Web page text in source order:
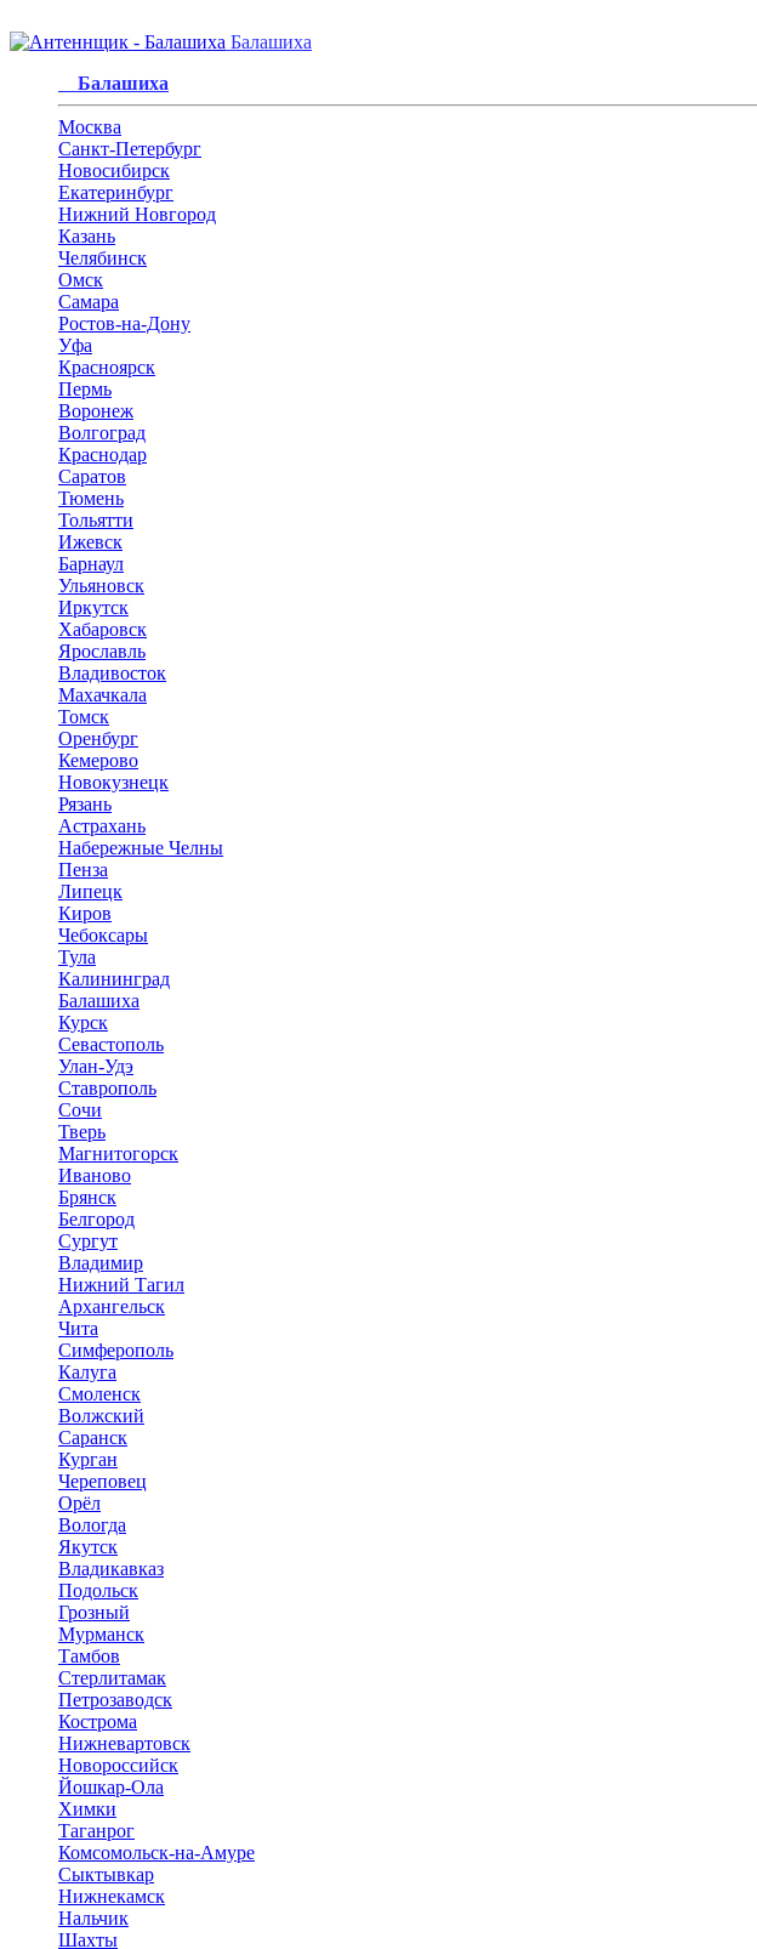
Балашиха
Балашиха
Москва
Санкт-Петербург
Новосибирск
Екатеринбург
Нижний Новгород
Казань
Челябинск
Омск
Самара
Ростов-на-Дону
Уфа
Красноярск
Пермь
Воронеж
Волгоград
Краснодар
Саратов
Тюмень
Тольятти
Ижевск
Барнаул
Ульяновск
Иркутск
Хабаровск
Ярославль
Владивосток
Махачкала
Томск
Оренбург
Кемерово
Новокузнецк
Рязань
Астрахань
Набережные Челны
Пенза
Липецк
Киров
Чебоксары
Тула
Калининград
Балашиха
Курск
Севастополь
Улан-Удэ
Ставрополь
Сочи
Тверь
Магнитогорск
Иваново
Брянск
Белгород
Сургут
Владимир
Нижний Тагил
Архангельск
Чита
Симферополь
Калуга
Смоленск
Волжский
Саранск
Курган
Череповец
Орёл
Вологда
Якутск
Владикавказ
Подольск
Грозный
Мурманск
Тамбов
Стерлитамак
Петрозаводск
Кострома
Нижневартовск
Новороссийск
Йошкар-Ола
Химки
Таганрог
Комсомольск-на-Амуре
Сыктывкар
Нижнекамск
Нальчик
Шахты